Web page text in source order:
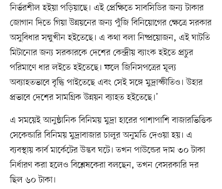
নির্ভরশীল হইয়া পড়িয়াছে। এই প্রেক্ষিতে সাবসিডির জন্য টাকার
জোগান দিতে গিয়া উন্নয়নের জন্য পুঁজি বিনিয়োগের ক্ষেত্রে সরকার
অসুবিধার সম্মুখীন হইতেছে। এ কথা বলা নিষ্প্রয়োজন, এই ঘাটতি
মিটানোর জন্য সরকারকে দেশের কেন্দ্রীয় ব্যাংক হইতে প্রচুর
পরিমাণে ধার লইতে হইতেছে। ফলে জিনিসপত্রের মূল্য
অব্যাহতভাবে বৃদ্ধি পাইতেছে এবং সেই সঙ্গে মুদ্রাস্ফীতিও। উহার
প্রভাবে দেশের সামগ্রিক উন্নয়ন ব্যাহত হইতেছে।’
এ সময়েই আনুষ্ঠানিক বিনিময় মুদ্রা হারের পাশাপাশি বাজারভিত্তিক
সেকেন্ডারি বিনিময় মুদ্রাবাজার চালুর অনুমতি দেওয়া হয়। এ
ব্যবস্থায় কার্ব মার্কেটের উদ্ভব ঘটে। তখন পাউন্ডের দাম ৩০ টাকা
নির্ধারণ করা হলেও বিশ্লেষকেরা বলছেন, তখন বেসরকারি দর
ছিল ৬০ টাকা।